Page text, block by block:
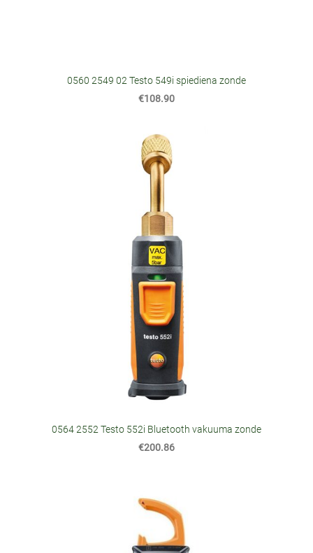
0560 2549 02 Testo 549i spiediena zonde
€108.90
0564 2552 Testo 552i Bluetooth vakuuma zonde
€200.86